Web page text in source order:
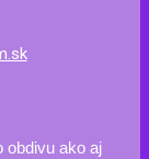
obdivu ako aj